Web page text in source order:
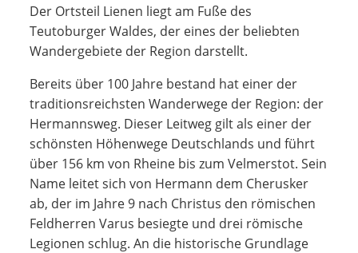
Der Ortsteil Lienen liegt am Fuße des
Teutoburger Waldes, der eines der beliebten
Wandergebiete der Region darstellt.
Bereits über 100 Jahre bestand hat einer der
traditionsreichsten Wanderwege der Region: der
Hermannsweg. Dieser Leitweg gilt als einer der
schönsten Höhenwege Deutschlands und führt
über 156 km von Rheine bis zum Velmerstot. Sein
Name leitet sich von Hermann dem Cherusker
ab, der im Jahre 9 nach Christus den römischen
Feldherren Varus besiegte und drei römische
Legionen schlug. An die historische Grundlage